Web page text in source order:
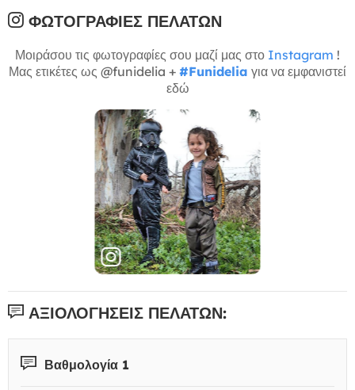
ΦΩΤΟΓΡΑΦΊΕΣ ΠΕΛΑΤΏΝ
Μοιράσου τις φωτογραφίες σου μαζί μας στο Instagram !
Μας ετικέτες ως @funidelia + #Funidelia για να εμφανιστεί
εδώ
ΑΞΙΟΛΟΓΉΣΕΙΣ ΠΕΛΑΤΏΝ:
Βαθμολογία 1